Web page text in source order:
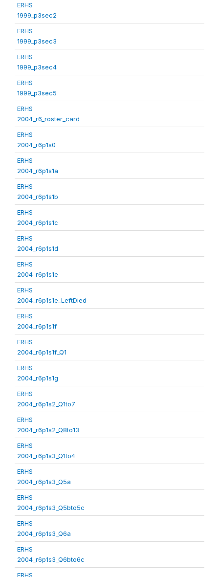
ERHS
1999_p3sec2
ERHS
1999_p3sec3
ERHS
1999_p3sec4
ERHS
1999_p3sec5
ERHS
2004_r6_roster_card
ERHS
2004_r6p1s0
ERHS
2004_r6p1s1a
ERHS
2004_r6p1s1b
ERHS
2004_r6p1s1c
ERHS
2004_r6p1s1d
ERHS
2004_r6p1s1e
ERHS
2004_r6p1s1e_LeftDied
ERHS
2004_r6p1s1f
ERHS
2004_r6p1s1f_Q1
ERHS
2004_r6p1s1g
ERHS
2004_r6p1s2_Q1to7
ERHS
2004_r6p1s2_Q8to13
ERHS
2004_r6p1s3_Q1to4
ERHS
2004_r6p1s3_Q5a
ERHS
2004_r6p1s3_Q5bto5c
ERHS
2004_r6p1s3_Q6a
ERHS
2004_r6p1s3_Q6bto6c
ERHS